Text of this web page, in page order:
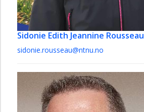
Sidonie Edith Jeannine Rousseau
sidonie.rousseau@ntnu.no